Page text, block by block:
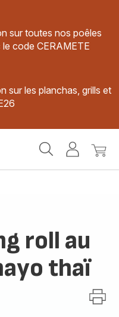
sur toutes nos poêles
code CERAMETE
sur les planchas, grills et
MonMon
roll au
thaï